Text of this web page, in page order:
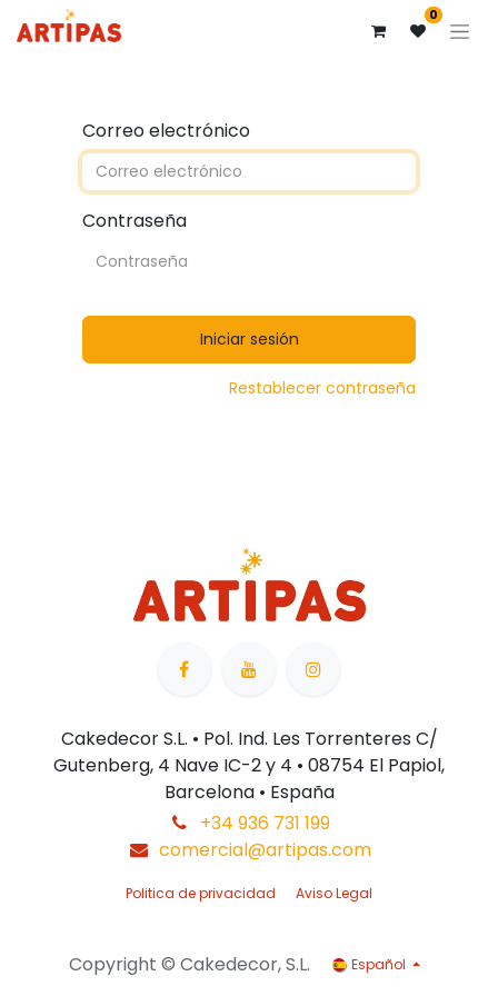
0
Correo electrónico
Contraseña
Iniciar sesión
Restablecer contraseña
Cakedecor S.L. • Pol. Ind. Les Torrenteres C/
Gutenberg, 4 Nave IC-2 y 4 • 08754 El Papiol,
Barcelona • España
+34 936 731 199
comercial@artipas.com
Politica de privacidad Aviso Legal
Copyright © Cakedecor, S.L. Español